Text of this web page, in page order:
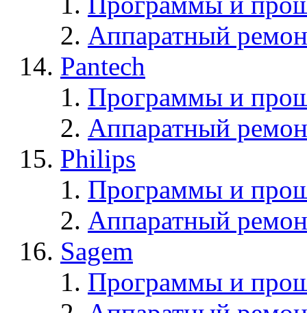
Аппаратный
Pantech
Программы и
Аппаратный
Philips
Программы и
Аппаратный
Sagem
Программы и